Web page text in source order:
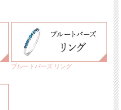
ブルートパーズ リング